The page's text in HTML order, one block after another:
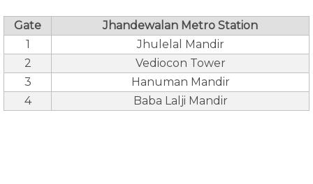
Gate
Jhandewalan Metro Station
1
Jhulelal Mandir
2
Vediocon Tower
3
Hanuman Mandir
4
Baba Lalji Mandir